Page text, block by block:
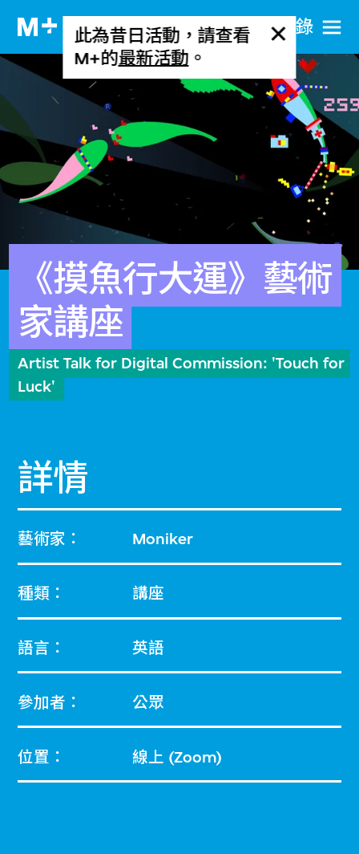
目​錄
此為昔日活動，請查看
M+的最新活動 。
《摸魚行大運》藝術
家講座
Artist Talk for Digital Commission: 'Touch for
Luck'
詳情
藝術家： Moniker
種類： 講座
語言： 英語
參加者： 公眾
位置： 線上 (Zoom)